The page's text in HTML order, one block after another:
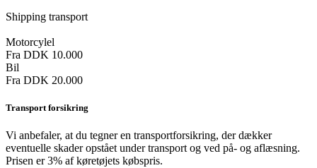
Shipping transport
Motorcylel
Fra DDK 10.000
Bil
Fra DDK 20.000
Transport forsikring
Vi anbefaler, at du tegner en transportforsikring, der dækker
eventuelle skader opstået under transport og ved på- og aflæsning.
Prisen er 3% af køretøjets købspris.